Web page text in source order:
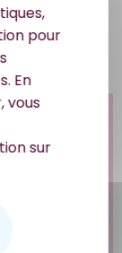
le produit
pour
En
vous
sur